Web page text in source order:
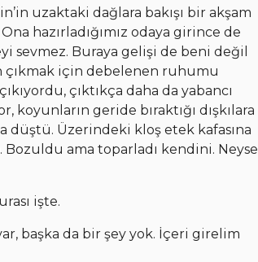
uzaktaki dağlara bakışı bir akşam
hazırladığımız odaya girince de
sevmez. Buraya gelişi de beni değil
çıkmak için debelenen ruhumu
çıktıkça daha da yabancı
geride bıraktığı dışkılara
düştü. Üzerindeki kloş etek kafasına
Bozuldu ama toparladı kendini. Neyse
işte.
başka da bir şey yok. İçeri girelim